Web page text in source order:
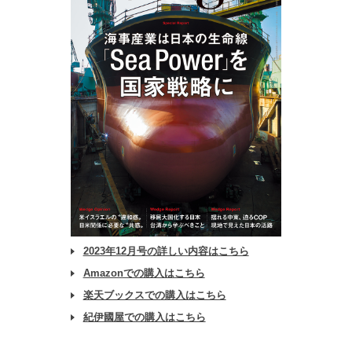
2023年12月号の詳しい内容はこちら
Amazonでの購入はこちら
楽天ブックスでの購入はこちら
紀伊國屋での購入はこちら